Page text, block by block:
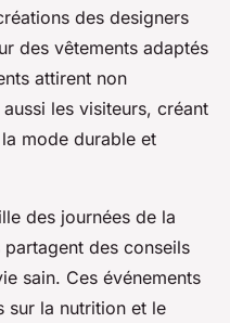
des designers
des vêtements adaptés
attirent non
les visiteurs, créant
mode durable et
des journées de la
des conseils
sain. Ces événements
sur la nutrition et le